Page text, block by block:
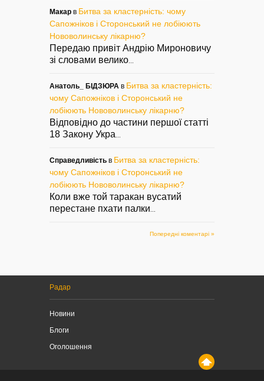
Макар в Битва за кластерність: чому
Сапожніков і Сторонський не лобіюють
Нововолинську лікарню?
Передаю привіт Андрію Мироновичу
зі словами велико
Анатоль_ БІДЗЮРА в Битва за кластерність:
чому Сапожніков і Сторонський не
лобіюють Нововолинську лікарню?
Відповідно до частини першої статті
18 Закону Укра
Справедливість в Битва за кластерність:
чому Сапожніков і Сторонський не
лобіюють Нововолинську лікарню?
Коли вже той таракан вусатий
перестане пхати палки
Попередні коментарі »
Радар
Новини
Блоги
Оголошення